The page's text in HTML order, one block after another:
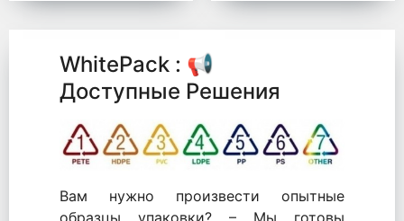
для утилизации
микробы от
WhitePack : 📢
Доступные Решения
Вам нужно произвести опытные
образцы упаковки? – Мы готовы